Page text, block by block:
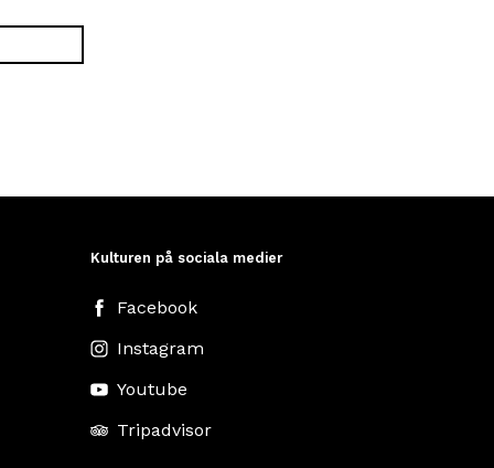
Kulturen på sociala medier
Facebook
Instagram
Youtube
Tripadvisor